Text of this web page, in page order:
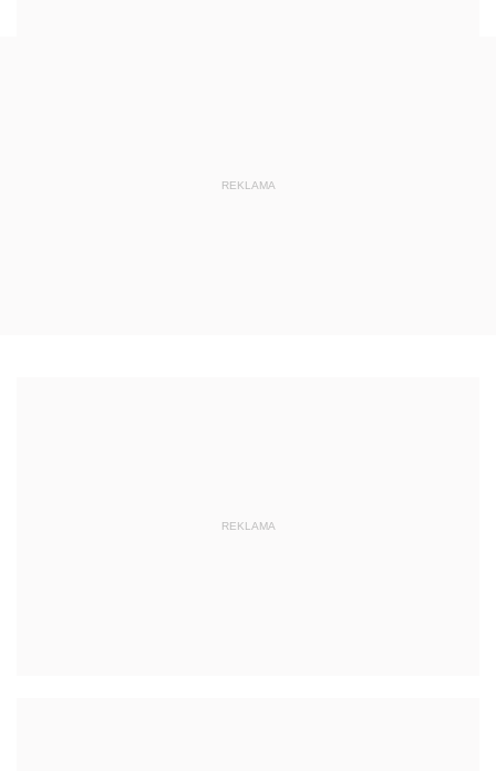
REKLAMA
REKLAMA